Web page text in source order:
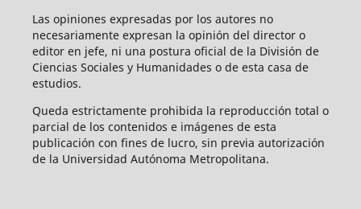
Las opiniones expresadas por los autores no
necesariamente expresan la opinión del director o
editor en jefe, ni una postura oficial de la División de
Ciencias Sociales y Humanidades o de esta casa de
estudios.
Queda estrictamente prohibida la reproducción total o
parcial de los contenidos e imágenes de esta
publicación con fines de lucro, sin previa autorización
de la Universidad Autónoma Metropolitana.